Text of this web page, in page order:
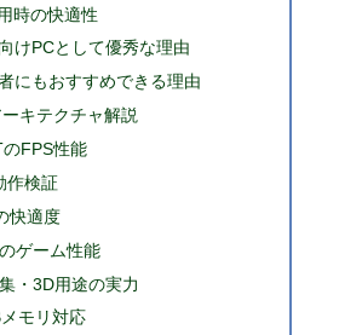
時の快適性
けPCとして優秀な理由
にもおすすめできる理由
キテクチャ解説
FPS性能
作検証
快適度
ゲーム性能
・3D用途の実力
モリ対応